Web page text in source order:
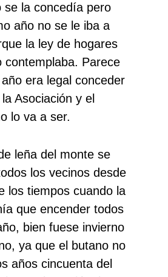
se la concedía pero
año no se le iba a
la ley de hogares
contemplaba. Parece
era legal conceder
Asociación y el
lo va a ser.
leña del monte se
los vecinos desde
los tiempos cuando la
que encender todos
bien fuese invierno
ya que el butano no
años cincuenta del